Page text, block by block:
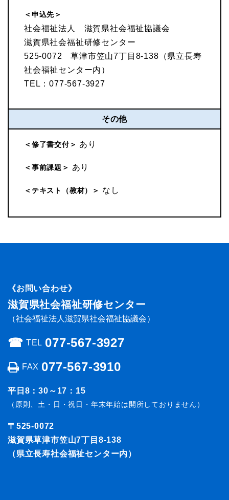
＜申込先＞
社会福祉法人 滋賀県社会福祉協議会
滋賀県社会福祉研修センター
525-0072 草津市笠山7丁目8-138（県立長寿
社会福祉センター内）
TEL：077-567-3927
その他
＜修了書交付＞ あり
＜事前課題＞ あり
＜テキスト（教材）＞ なし
《お問い合わせ》
滋賀県社会福祉研修センター
（社会福祉法人滋賀県社会福祉協議会）
☎︎ TEL 077-567-3927
FAX 077-567-3910
平日8：30～17：15
（原則、土・日・祝日・年末年始は開所しておりません）
〒525-0072
滋賀県草津市笠山7丁目8-138
（県立長寿社会福祉センター内）